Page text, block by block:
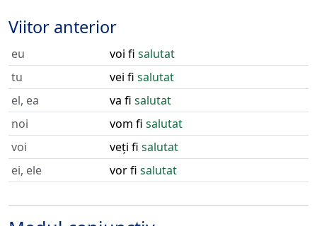
Viitor anterior
eu voi fi salutat
tu
vei fi salutat
el, ea
va fi salutat
noi
vom fi salutat
voi
veți fi salutat
ei, ele
vor fi salutat